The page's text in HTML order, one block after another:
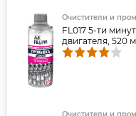
Очистители и
FL017 5-ти
двигателя, 520